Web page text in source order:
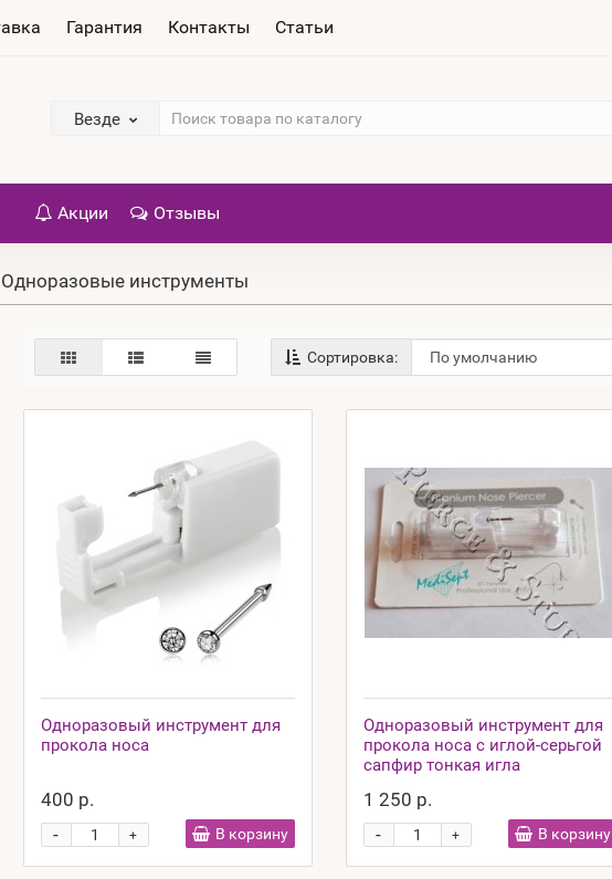
Гарантия Контакты Статьи
Везде
Акции Отзывы
Одноразовые инструменты
Сортировка:
Одноразовый инструмент для
прокола носа
400 р.
+
- В корзину
Одноразовый инструмент для
прокола носа с иглой-серьгой
сапфир тонкая игла
1 250 р.
+
- В корзину